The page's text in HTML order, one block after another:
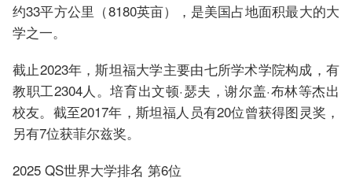
约33平方公里（8180英亩），是美国占地面积最大的大
学之一。
截止2023年，斯坦福大学主要由七所学术学院构成，有
教职工2304人。培育出文顿·瑟夫，谢尔盖·布林等杰出
校友。截至2017年，斯坦福人员有20位曾获得图灵奖，
另有7位获菲尔兹奖。
2025 QS世界大学排名 第6位